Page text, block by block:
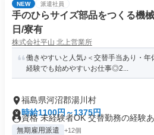
NEW 派遣社員
手のひらサイズ部品をつくる機
日/寮有
株式会社平山 北上営業所
働きやすいと人気♪＜交替手当あり・
経験でも始めやすいお仕事◎2...
福島県河沼郡湯川村
時給1100円～1375円
資格 未経験者OK 交替勤務の経験
無期雇用派遣 +12個